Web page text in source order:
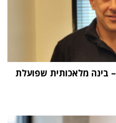
"העתיד הוא Physical AI – בינה מלאכותית שפועלת